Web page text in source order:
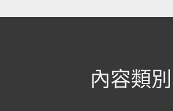
內容類別